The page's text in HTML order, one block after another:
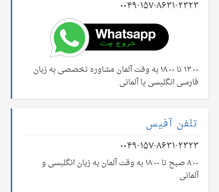
۰۰۴۹-۱۵۷-۸۶۳۱-۲۳۲۳
۱۳:۰۰ تا ۱۸:۰۰ به وقت آلمان مشاوره تخصصی به زبان
فارسی انگلیسی یا آلمانی
تلفن آفیس
۰۰۴۹-۱۵۷-۸۶۳۱-۲۳۲۳
۸:۰۰ صبح تا ۱۸:۰۰ به وقت آلمان به زبان انگلیسی و
آلمانی